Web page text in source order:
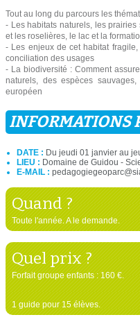
Tout au long du parcours les
- Les habitats naturels, les
et les roselières, le lac et la
- Les enjeux de cet habitat
conciliation des usages
- La biodiversité : Comment
naturels, des espèces
européen
INFORMATIONS
DATE : Du jeudi 01 janvier au
LIEU : Domaine de Guidou -
E-MAIL :
Quand ?
Toute l'année. A le demande.
Quel prix ?
Forfait groupe enfants : 160 €.
1 guide pour 15 élèves.